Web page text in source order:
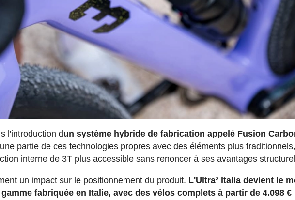
l'introduction dun système hybride de fabrication appelé Fusion
partie de ces technologies propres avec des éléments plus
interne de 3T plus accessible sans renoncer à ses avantages
un impact sur le positionnement du produit. L'Ultra² Italia devient le
fabriquée en Italie, avec des vélos complets à partir de 4.098 €